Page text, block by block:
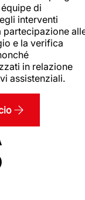
di
interventi
partecipazione
e la verifica
in relazione
assistenziali.